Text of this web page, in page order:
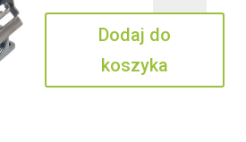
10
Dodaj do
koszyka